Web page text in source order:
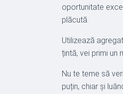
oportunitate
plăcută.
Utilizează
țintă, vei primi un
Nu te teme să
puțin, chiar și